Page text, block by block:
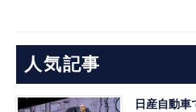
人気記事
日産自動